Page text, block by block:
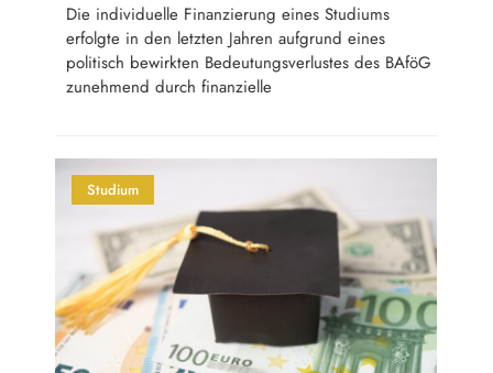
Die individuelle Finanzierung eines Studiums
erfolgte in den letzten Jahren aufgrund eines
politisch bewirkten Bedeutungsverlustes des BAföG
zunehmend durch finanzielle
Studium